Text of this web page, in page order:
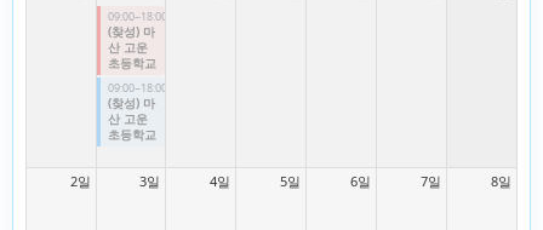
09:00~18:00
(찾성) 마
산 고운
초등학교
09:00~18:00
(찾성) 마
산 고운
초등학교
2일 3일 4일 5일 6일 7일 8일